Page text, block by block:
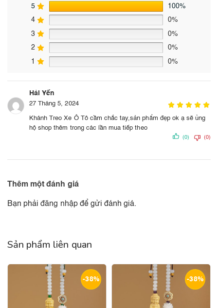
5 100%
4 0%
3 0%
2 0%
1 0%
Hải Yến
27 Tháng 5, 2024
Khánh Treo Xe Ô Tô cầm chắc tay,sản phẩm đẹp ok ạ sẽ ủng
hộ shop thêm trong các lần mua tiếp theo
(0) (0)
Thêm một đánh giá
Bạn phảiđăng nhậpđể gửi đánh giá.
Sản phẩm liên quan
-38% -38%